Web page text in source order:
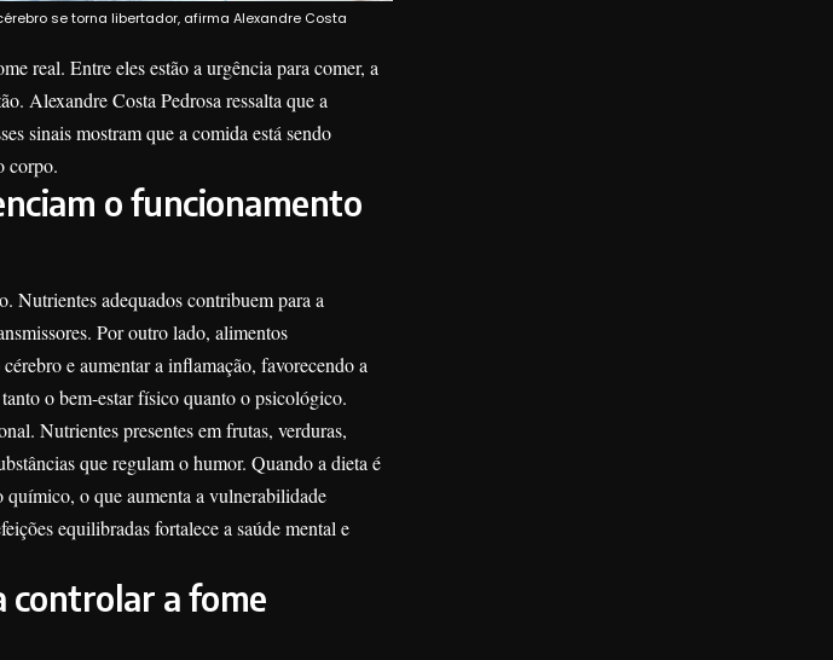
se torna libertador, afirma Alexandre Costa
real. Entre eles estão a urgência para comer, a
Alexandre Costa Pedrosa ressalta que a
sinais mostram que a comida está sendo
corpo.
o funcionamento
Nutrientes adequados contribuem para a
Por outro lado, alimentos
e aumentar a inflamação, favorecendo a
o bem-estar físico quanto o psicológico.
Nutrientes presentes em frutas, verduras,
que regulam o humor. Quando a dieta é
o que aumenta a vulnerabilidade
equilibradas fortalece a saúde mental e
controlar a fome